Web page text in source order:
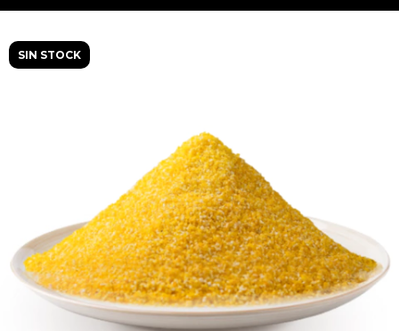
SIN STOCK